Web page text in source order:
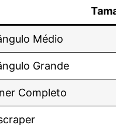
Médio
Grande
Completo